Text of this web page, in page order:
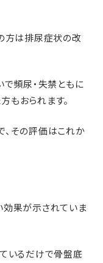
方は排尿症状の改
頻尿・失禁ともに
もおられます。
、その評価はこれか
効果が示されていま
いるだけで骨盤底